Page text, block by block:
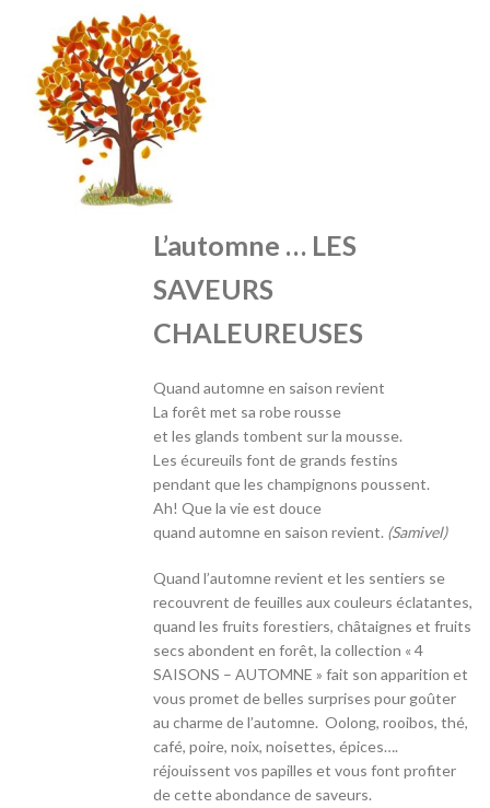
L’automne … LES
SAVEURS
CHALEUREUSES
Quand automne en saison revient
La forêt met sa robe rousse
et les glands tombent sur la mousse.
Les écureuils font de grands festins
pendant que les champignons poussent.
Ah! Que la vie est douce
quand automne en saison revient. (Samivel)
Quand l’automne revient et les sentiers se
recouvrent de feuilles aux couleurs éclatantes,
quand les fruits forestiers, châtaignes et fruits
secs abondent en forêt, la collection « 4
SAISONS – AUTOMNE » fait son apparition et
vous promet de belles surprises pour goûter
au charme de l’automne. Oolong, rooibos, thé,
café, poire, noix, noisettes, épices….
réjouissent vos papilles et vous font profiter
de cette abondance de saveurs.